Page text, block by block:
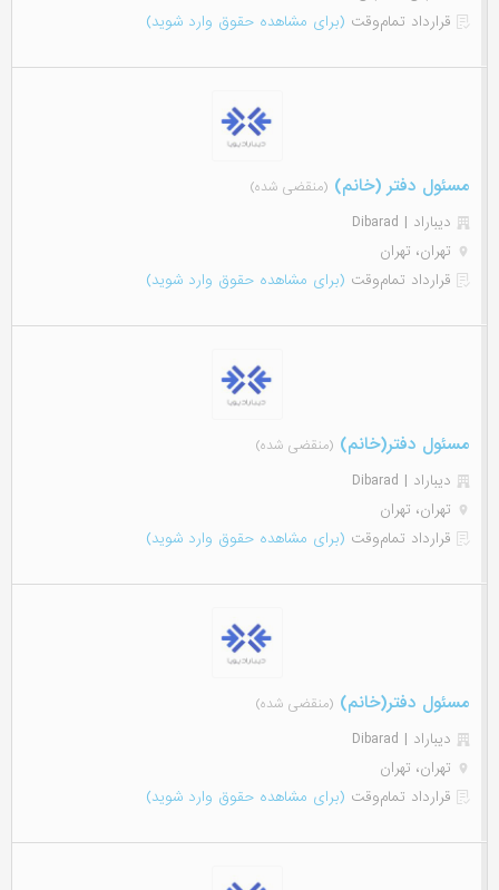
قرارداد تمام‌وقت (برای مشاهده حقوق وارد شوید)
مسئول دفتر (خانم) (منقضی شده)
دیباراد | Dibarad
تهران، تهران
قرارداد تمام‌وقت (برای مشاهده حقوق وارد شوید)
مسئول دفتر(خانم) (منقضی شده)
دیباراد | Dibarad
تهران، تهران
قرارداد تمام‌وقت (برای مشاهده حقوق وارد شوید)
مسئول دفتر(خانم) (منقضی شده)
دیباراد | Dibarad
تهران، تهران
قرارداد تمام‌وقت (برای مشاهده حقوق وارد شوید)